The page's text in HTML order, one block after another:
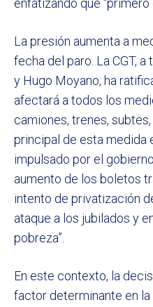
enfatizando que “primero
La presión aumenta a
fecha del paro. La CGT,
y Hugo Moyano, ha
afectará a todos los
camiones, trenes,
principal de esta medida
impulsado por el
aumento de los boletos
intento de privatización
ataque a los jubilados y
pobreza”.
En este contexto, la
factor determinante en